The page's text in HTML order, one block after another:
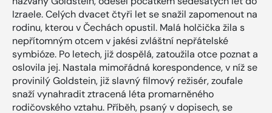
Izraele. Celých dvacet čtyři let se snažil zapomenout na
rodinu, kterou v Čechách opustil. Malá holčička žila s
nepřítomným otcem v jakési zvláštní nepřátelské
symbióze. Po letech, již dospělá, zatoužila otce poznat a
oslovila jej. Nastala mimořádná korespondence, v níž se
provinilý Goldstein, již slavný filmový režisér, zoufale
snaží vynahradit ztracená léta promarněného
rodičovského vztahu. Příběh, psaný v dopisech, se